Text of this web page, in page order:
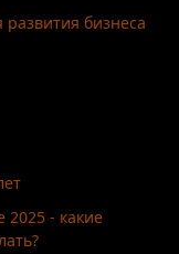
бизнеса
2025 - какие